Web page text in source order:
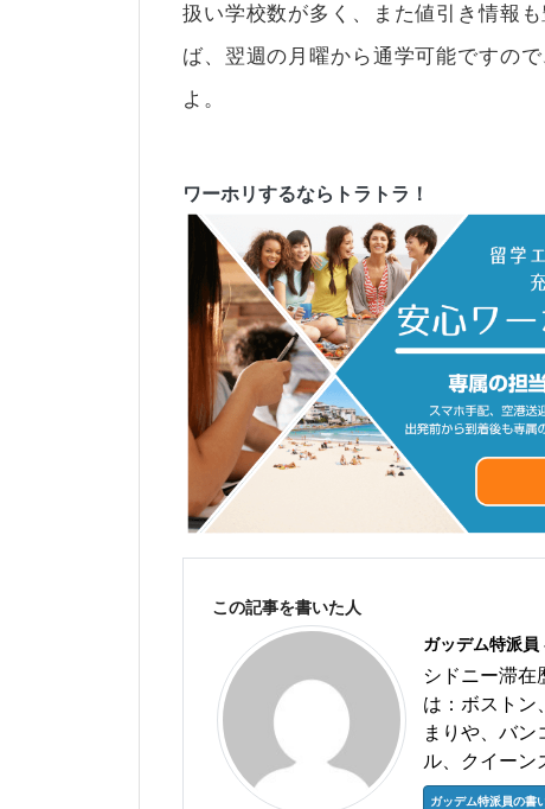
扱い学校数が多く、また値引き情報
ば、翌週の月曜から通学可能ですの
よ。
ワーホリするならトラトラ！
この記事を書いた人
ガッデム特派員
シドニー滞在
は：ボストン
まりや、バ
ル、クイーン
ガッデム特派員の書